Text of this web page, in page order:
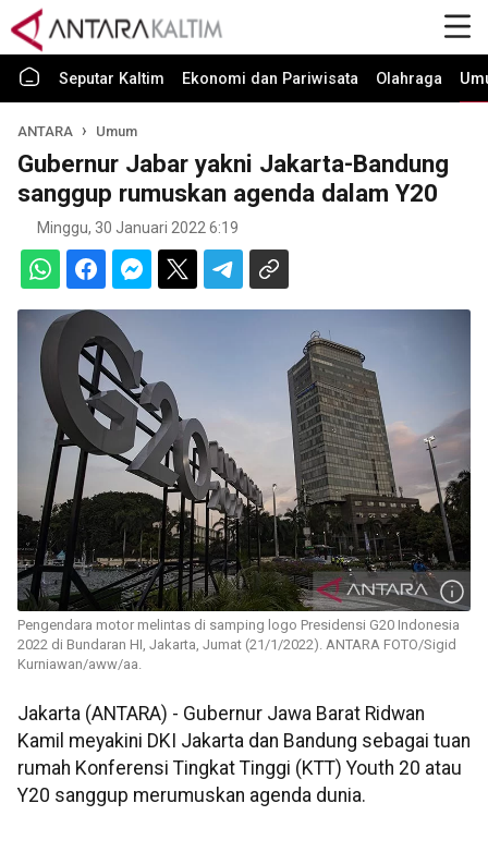
Seputar Kaltim Ekonomi dan Pariwisata Olahraga
ANTARA Umum
Gubernur Jabar yakni Jakarta-Bandung
sanggup rumuskan agenda dalam Y20
Minggu, 30 Januari 2022 6:19
Pengendara motor melintas di samping logo Presidensi G20 Indonesia
2022 di Bundaran HI, Jakarta, Jumat (21/1/2022). ANTARA FOTO/Sigid
Kurniawan/aww/aa.
Jakarta (ANTARA) - Gubernur Jawa Barat Ridwan
Kamil meyakini DKI Jakarta dan Bandung sebagai tuan
rumah Konferensi Tingkat Tinggi (KTT) Youth 20 atau
Y20 sanggup merumuskan agenda dunia.